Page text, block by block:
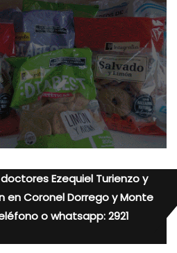
Ezequiel Turienzo y
en Coronel Dorrego y Monte
o whatsapp: 2921